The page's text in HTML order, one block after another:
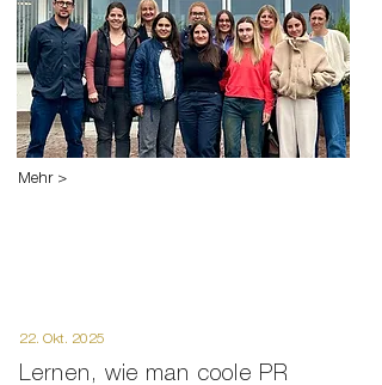
Mehr >
22. Okt. 2025
Lernen, wie man coole PR